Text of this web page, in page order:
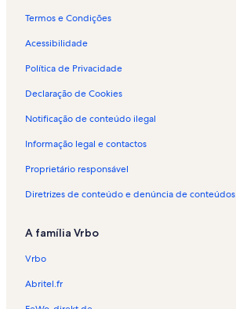
Termos e Condições
Acessibilidade
Política de Privacidade
Declaração de Cookies
Notificação de conteúdo ilegal
Informação legal e contactos
Proprietário responsável
Diretrizes de conteúdo e denúncia de conteúdos
A família Vrbo
Vrbo
Abritel.fr